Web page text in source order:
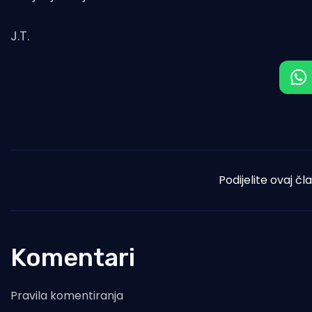
J.T.
Podijelite ovaj
Komentari
Pravila komentiranja